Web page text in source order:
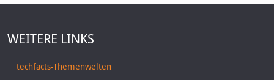
WEITERE LINKS
techfacts-Themenwelten